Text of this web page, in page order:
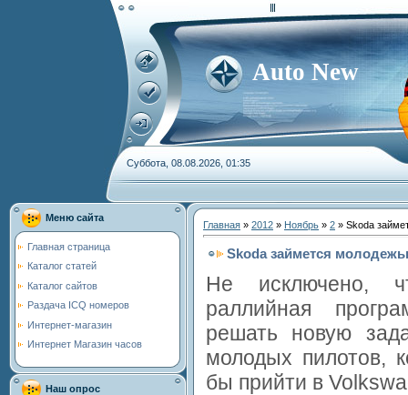
Auto New
Суббота, 08.08.2026, 01:35
Меню сайта
Главная страница
Каталог статей
Каталог сайтов
Раздача ICQ номеров
Интернет-магазин
Интернет Магазин часов
Наш опрос
Главная » 2012 » Ноябрь » 2 » Skoda
Skoda займется
Не исключено,
раллийная
решать новую
молодых пилотов,
бы прийти в